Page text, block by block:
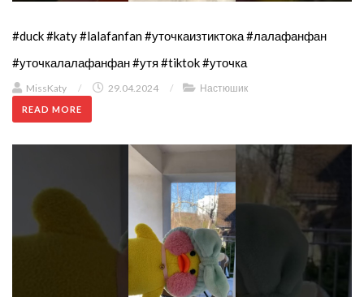
#duck #katy #lalafanfan #уточкаизтиктока #лалафанфан
#уточкалалафанфан #утя #tiktok #уточка
MissKaty / 29.04.2024 / Настюшик
READ MORE